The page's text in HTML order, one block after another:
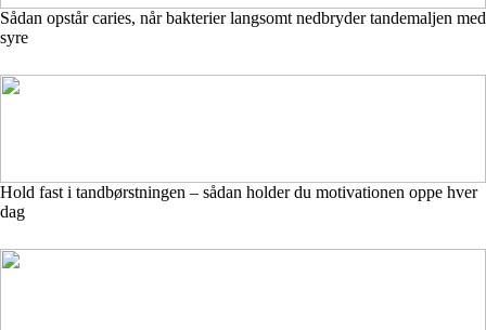
Sådan opstår caries, når bakterier langsomt nedbryder tandemaljen med
syre
Hold fast i tandbørstningen – sådan holder du motivationen oppe hver
dag